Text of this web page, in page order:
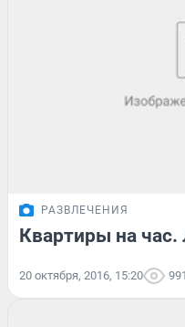
РАЗВЛЕЧЕНИЯ
Квартиры на
20 октября, 2016, 15:20 991